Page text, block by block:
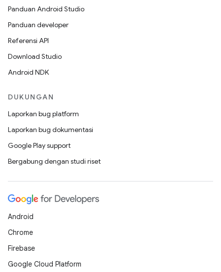
Panduan Android Studio
Panduan developer
Referensi API
Download Studio
Android NDK
DUKUNGAN
Laporkan bug platform
Laporkan bug dokumentasi
Google Play support
Bergabung dengan studi riset
Android
Chrome
Firebase
Google Cloud Platform